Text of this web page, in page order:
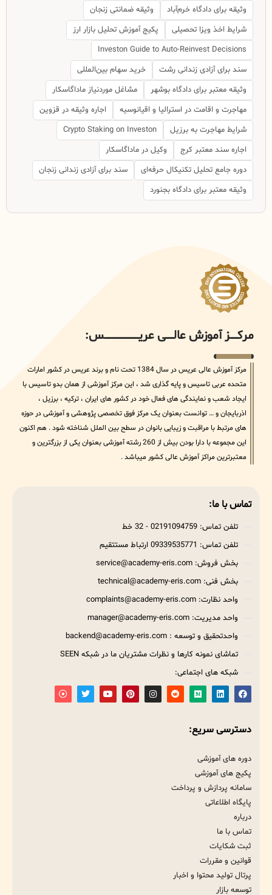
وثیقه برای دادگاه خرم‌آباد
وثیقه ضمانتی زنجان
شرایط اخذ ویزا تحصیلی
پکیج آموزش تحلیل بازار ارز
Investon Guide to Auto-Reinvest Decisions
سند برای آزادی زندانی رشت
خرید سهام بین‌المللی
وثیقه معتبر برای دادگاه بوشهر
مشاغل موردنیاز ماداگاسکار
مهاجرت و اقامت در استرالیا و اقیانوسیه
اجاره وثیقه در قزوین
شرایط مهاجرت به برزیل
Crypto Staking on Investon
اجاره سند معتبر کرج
وکیل در ماداگاسکار
دوره جامع تحلیل تکنیکال حرفه‌ای
سند برای آزادی زندانی زنجان
وثیقه معتبر برای دادگاه بجنورد
مرکــــــز آموزش عالــــــی عریــــــــــــــــــــــــــــس:
مرکز آموزش عالی عریس در سال 1384 تحت نام و برند عریس در کشور امارات
متحده عربی تاسیس و پایه گذاری شد ، این مرکز آموزشی از همان بدو تاسیس با
ایجاد شعب و نمایندگی های فعال خود در کشور های ایران ، ترکیه ، برزیل ،
اذربایجان و … توانست بعنوان یک مرکز فوق تخصصی پژوهشی و آموزشی در حوزه
های مرتبط با مراقبت و زیبایی بانوان در سطح بین الملل شناخته شود . هم اکنون
این مجموعه با دارا بودن بیش از 260 رشته آموزشی بعنوان یکی از بزرگترین و
معتبرترین مراکز آموزش عالی کشور میباشد .
تماس با ما:
تلفن تماس: 02191094759 - 32 خط
تلفن تماس: 09339535771 ارتباط مستتقیم
بخش فروش: service@academy-eris.com
بخش فنی: technical@academy-eris.com
واحد نظارت: complaints@academy-eris.com
واحد مدیریت: manager@academy-eris.com
واحدتحقیق و توسعه : backend@academy-eris.com
تماشای نمونه کارها و نظرات مشتریان ما در شبکه SEEN
شبکه های اجتماعی:
دسترسی سریع:
دوره های آموزشی
پکیج های آموزشی
سامانه پردازش و پرداخت
پایگاه اطلاعاتی
درباره
تماس با ما
ثبت شکایات
قوانین و مقررات
پرتال تولید محتوا و اخبار
توسعه بازار